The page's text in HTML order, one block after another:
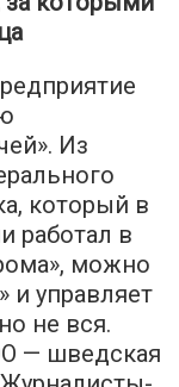
Из
который в
работал в
можно
и управляет
не вся.
— шведская